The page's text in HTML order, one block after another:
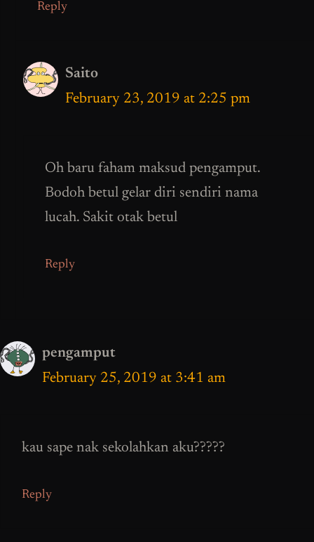
Reply
Saito
February 23, 2019 at 2:25 pm
Oh baru faham maksud pengamput.
Bodoh betul gelar diri sendiri nama
lucah. Sakit otak betul
Reply
pengamput
February 25, 2019 at 3:41 am
kau sape nak sekolahkan aku?????
Reply